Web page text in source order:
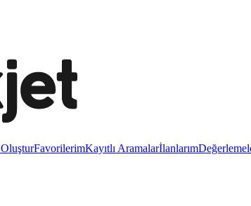
FavorilerimKayıtlı Aramalarİlanlarım